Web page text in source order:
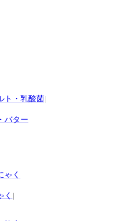
ト・乳酸菌|
バター
ゃく
く |